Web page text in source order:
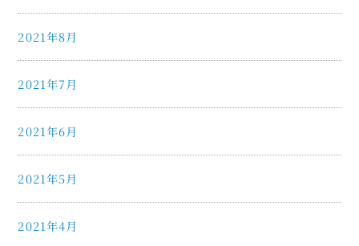
2021年8月
2021年7月
2021年6月
2021年5月
2021年4月